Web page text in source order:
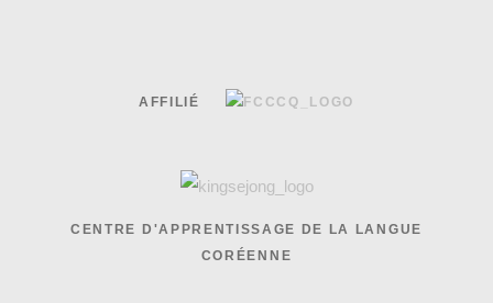
AFFILIÉ
CENTRE D'APPRENTISSAGE DE LA LANGUE
CORÉENNE